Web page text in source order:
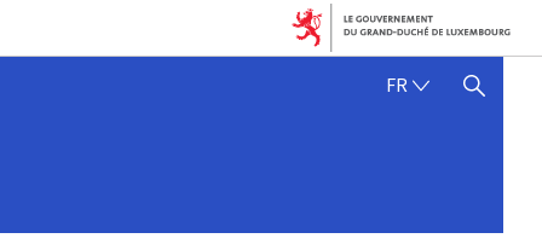
FRFRANÇAIS
AFFICHER / MASQUER